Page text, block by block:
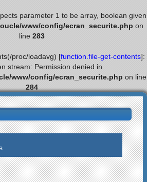
parameter 1 to be array, boolean given
www/config/ecran_securite.php on
line 283
proc/loadavg) [function.file-get-contents]:
stream: Permission denied in
www/config/ecran_securite.php on line
284